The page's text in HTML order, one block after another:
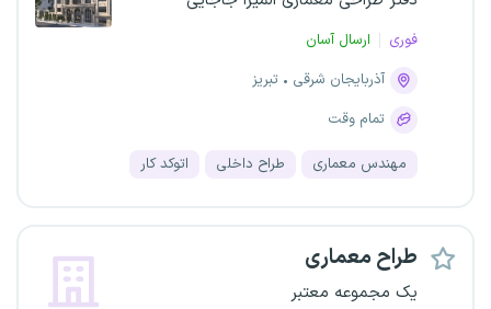
فوری
ارسال آسان
آذربایجان شرقی
تبریز
تمام وقت
مهندس معماری طراح داخلی اتوکد کار
طراح معماری
یک مجموعه معتبر